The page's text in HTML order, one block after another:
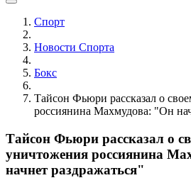
Спорт
Новости Cпорта
Бокс
Тайсон Фьюри рассказал о
россиянина Махмудова: "Он
Тайсон Фьюри рассказал о
уничтожения россиянина
начнет раздражаться"